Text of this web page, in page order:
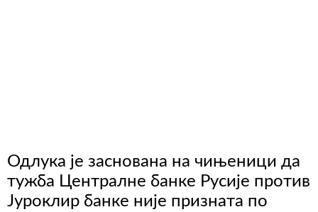
Одлука је заснована на чињеници да
тужба Централне банке Русије против
Јуроклир банке није призната по